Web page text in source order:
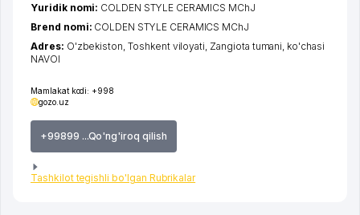
Mamlakat kodi: +998
gozo.uz
+99899 ...Qo'ng'iroq qilish
Tashkilot tegishli bo'lgan Rubrikalar
Yuridik nomi: COLDEN STYLE CERAMICS MChJ
Brend nomi: COLDEN STYLE CERAMICS MChJ
Adres: O'zbekiston,Toshkent viloyati Zangiota tumani ko'chasi
NAVOI